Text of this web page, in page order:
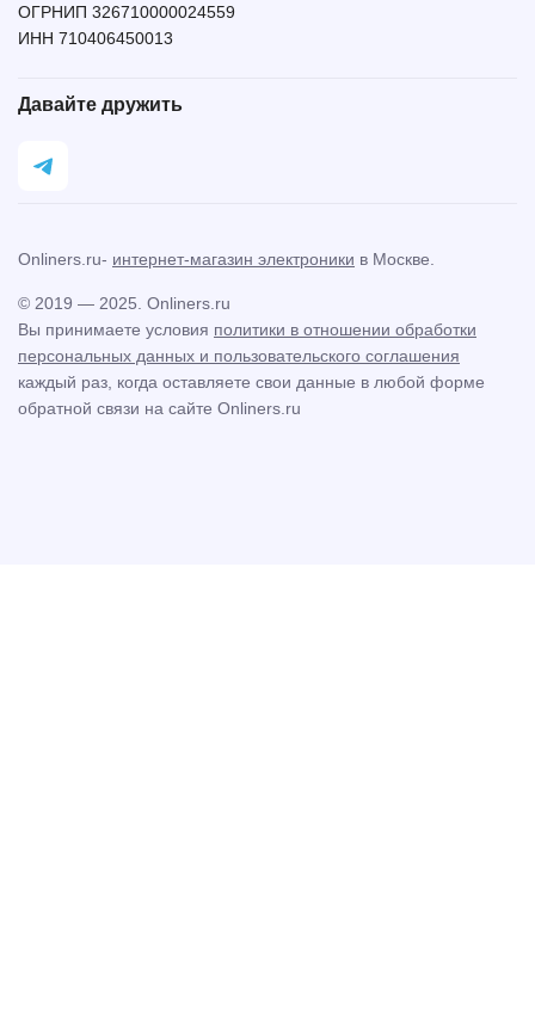
ОГРНИП 326710000024559
ИНН 710406450013
Давайте дружить
Вы принимаете условия политики в отношении обработки
персональных данных и пользовательского соглашения
каждый раз, когда оставляете свои данные в любой форме
обратной связи на сайте Onliners.ru
© 2019 — 2025. Onliners.ru
Onliners.ru- интернет-магазин электроники в Москве.